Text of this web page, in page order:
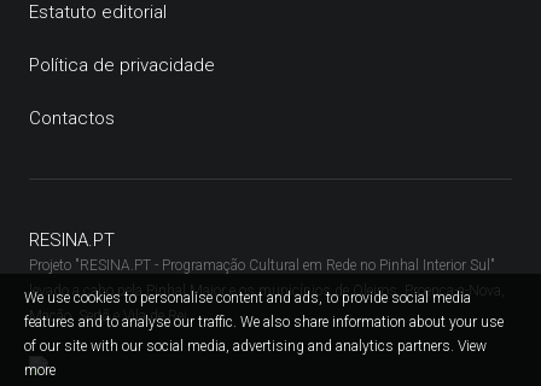
Estatuto editorial
Política de privacidade
Contactos
RESINA.PT
Projeto "RESINA.PT - Programação Cultural em Rede no Pinhal Interior Sul"
levado a cabo pela Pinhal Maior e os municípios de Oleiros, Proença-a-Nova,
Mação, Sertã e Vila de Rei.
We use cookies to personalise content and ads, to provide social media
features and to analyse our traffic. We also share information about your use
of our site with our social media, advertising and analytics partners. View
more